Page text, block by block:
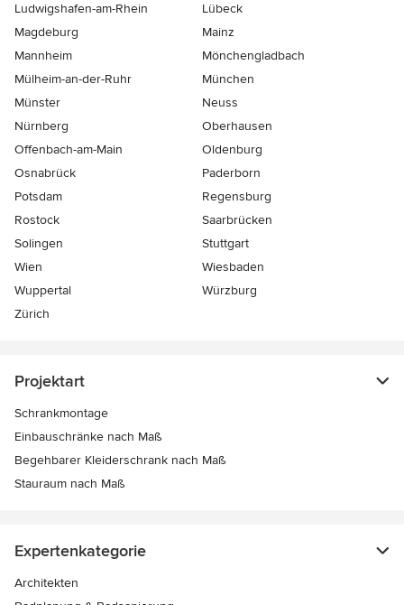
Ludwigshafen-am-Rhein
Lübeck
Magdeburg
Mainz
Mannheim
Mönchen­gladbach
Mülheim-an-der-Ruhr
München
Münster
Neuss
Nürnberg
Oberhausen
Offenbach-am-Main
Oldenburg
Osnabrück
Paderborn
Potsdam
Regensburg
Rostock
Saarbrücken
Solingen
Stuttgart
Wien
Wiesbaden
Wuppertal
Würzburg
Zürich
Projektart
Schrankmontage
Einbauschränke nach Maß
Begehbarer Kleiderschrank nach Maß
Stauraum nach Maß
Expertenkategorie
Architekten